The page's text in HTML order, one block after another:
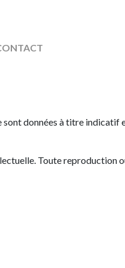
données à titre indicatif
Toute reproduction